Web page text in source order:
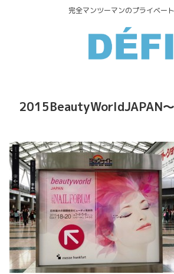
完全マンツーマンのプライベー
2015BeautyWorldJAPAN